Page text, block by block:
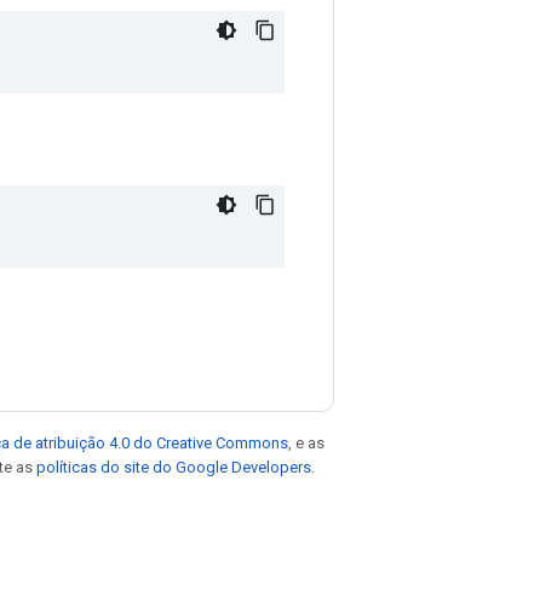
de atribuição 4.0 do Creative Commons , e as
aspolíticas do site do Google Developers